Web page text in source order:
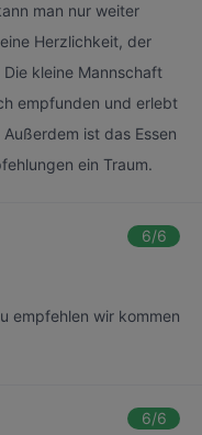
man nur weiter
Herzlichkeit, der
kleine Mannschaft
empfunden und erlebt
ist das Essen
ein Traum.
6/6
empfehlen wir kommen
6/6